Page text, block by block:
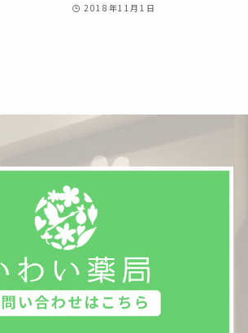
2018年11月1日